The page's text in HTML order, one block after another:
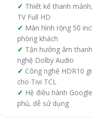
Thiết kế thanh
TV Full HD
Màn hình rộng 50
phòng khách
Tận hưởng âm
nghệ Dolby Audio
Công nghệ HDR10
cho Tivi TCL
Hệ điều hành
phú, dễ sử dụng